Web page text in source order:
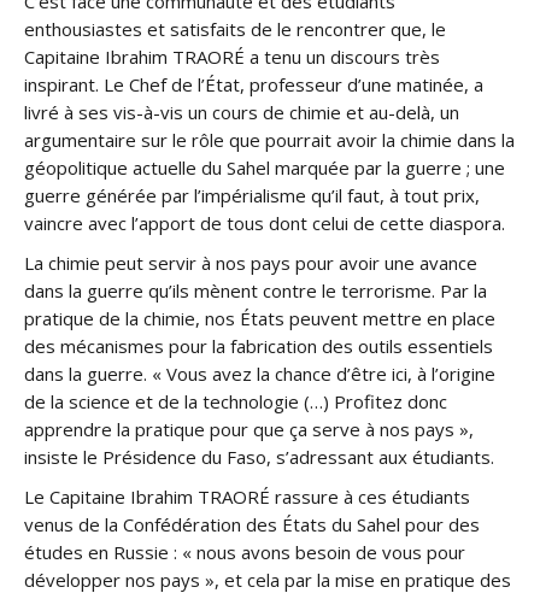
enthousiastes et satisfaits de le rencontrer que, le
Capitaine Ibrahim TRAORÉ a tenu un discours très
inspirant. Le Chef de l’État, professeur d’une matinée, a
livré à ses vis-à-vis un cours de chimie et au-delà, un
argumentaire sur le rôle que pourrait avoir la chimie dans la
géopolitique actuelle du Sahel marquée par la guerre ; une
guerre générée par l’impérialisme qu’il faut, à tout prix,
vaincre avec l’apport de tous dont celui de cette diaspora.
La chimie peut servir à nos pays pour avoir une avance
dans la guerre qu’ils mènent contre le terrorisme. Par la
pratique de la chimie, nos États peuvent mettre en place
des mécanismes pour la fabrication des outils essentiels
dans la guerre. « Vous avez la chance d’être ici, à l’origine
de la science et de la technologie (…) Profitez donc
apprendre la pratique pour que ça serve à nos pays »,
insiste le Présidence du Faso, s’adressant aux étudiants.
Le Capitaine Ibrahim TRAORÉ rassure à ces étudiants
venus de la Confédération des États du Sahel pour des
études en Russie : « nous avons besoin de vous pour
développer nos pays », et cela par la mise en pratique des